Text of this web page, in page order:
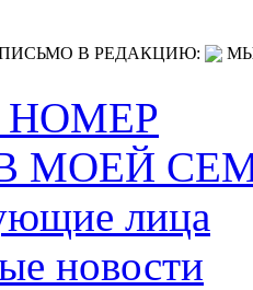
В РЕДАКЦИЮ:
МОЕЙ
лица
новости